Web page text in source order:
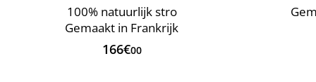
100% natuurlijk stro
Gemaakt in Frankrijk
166€00